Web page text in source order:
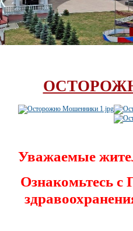
Уважаемые
Ознакомьтесь